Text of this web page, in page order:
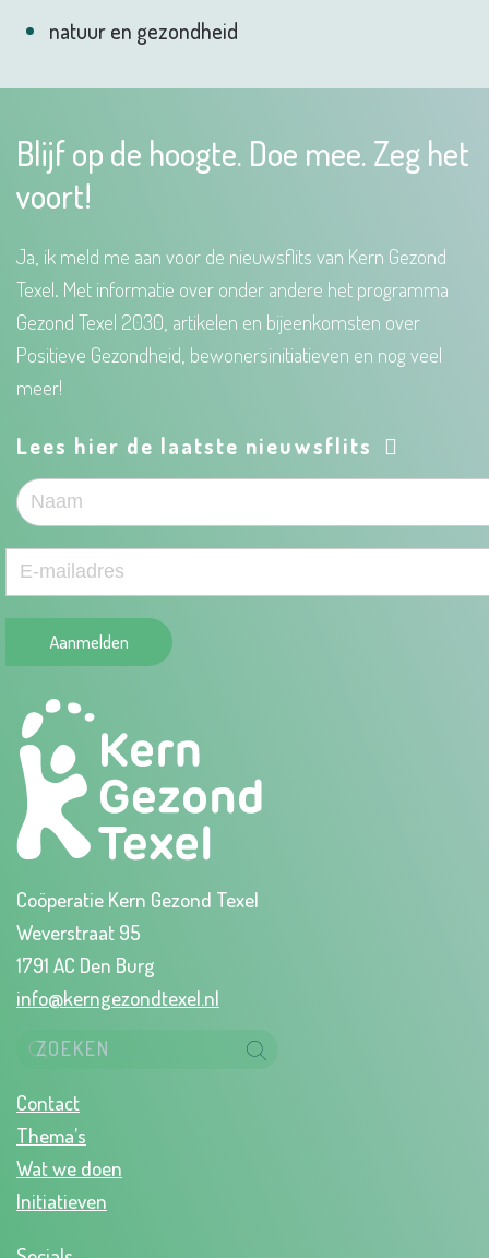
natuur en gezondheid
Blijf op de hoogte. Doe mee. Zeg het
voort!
Ja, ik meld me aan voor de nieuwsflits van Kern Gezond
Texel. Met informatie over onder andere het programma
Gezond Texel 2030, artikelen en bijeenkomsten over
Positieve Gezondheid, bewonersinitiatieven en nog veel
meer!
Lees hier de laatste nieuwsflits
Aanmelden
Coöperatie Kern Gezond Texel
Weverstraat 95
1791 AC Den Burg
info@kerngezondtexel.nl
Contact
Thema’s
Wat we doen
Initiatieven